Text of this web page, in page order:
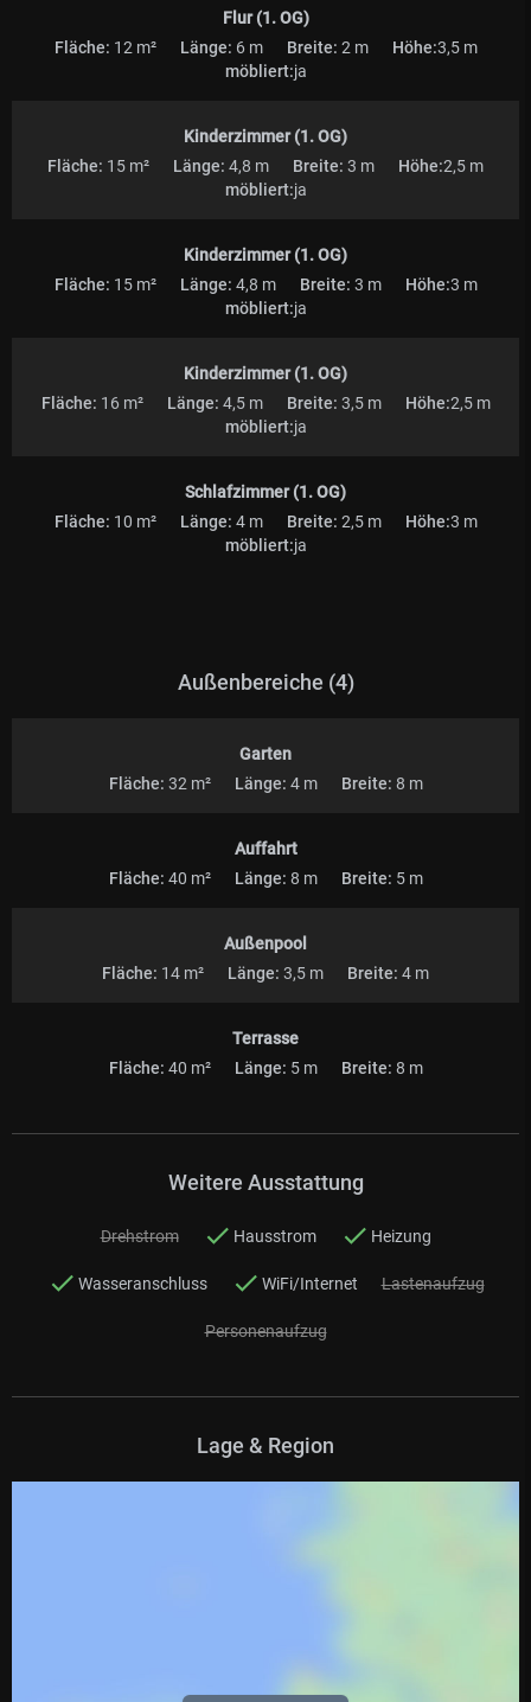
Flur (1. OG)
Fläche: 12 m² Länge: 6 m Breite: 2 m Höhe:3,5 m
möbliert:ja
Kinderzimmer (1. OG)
Fläche: 15 m² Länge: 4,8 m Breite: 3 m Höhe:2,5 m
möbliert:ja
Kinderzimmer (1. OG)
Fläche: 15 m² Länge: 4,8 m Breite: 3 m Höhe:3 m
möbliert:ja
Kinderzimmer (1. OG)
Fläche: 16 m² Länge: 4,5 m Breite: 3,5 m Höhe:2,5 m
möbliert:ja
Schlafzimmer (1. OG)
Fläche: 10 m² Länge: 4 m Breite: 2,5 m Höhe:3 m
möbliert:ja
Außenbereiche (4)
Garten
Fläche: 32 m² Länge: 4 m Breite: 8 m
Auffahrt
Fläche: 40 m² Länge: 8 m Breite: 5 m
Außenpool
Fläche: 14 m² Länge: 3,5 m Breite: 4 m
Terrasse
Fläche: 40 m² Länge: 5 m Breite: 8 m
Weitere Ausstattung
Drehstrom Hausstrom Heizung
Wasseranschluss WiFi/Internet Lastenaufzug
Personenaufzug
Lage & Region